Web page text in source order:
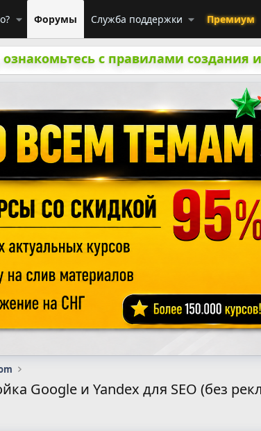
Форумы Служба поддержки Премиум
с правилами создания
Google и Yandex для SEO (без